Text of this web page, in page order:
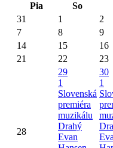
Pia
So
31 1
2
7 8
9
14 15
16
21 22 23
28
29
1
Slovenská
premiéra
muzikálu
Drahý
Evan
30
1